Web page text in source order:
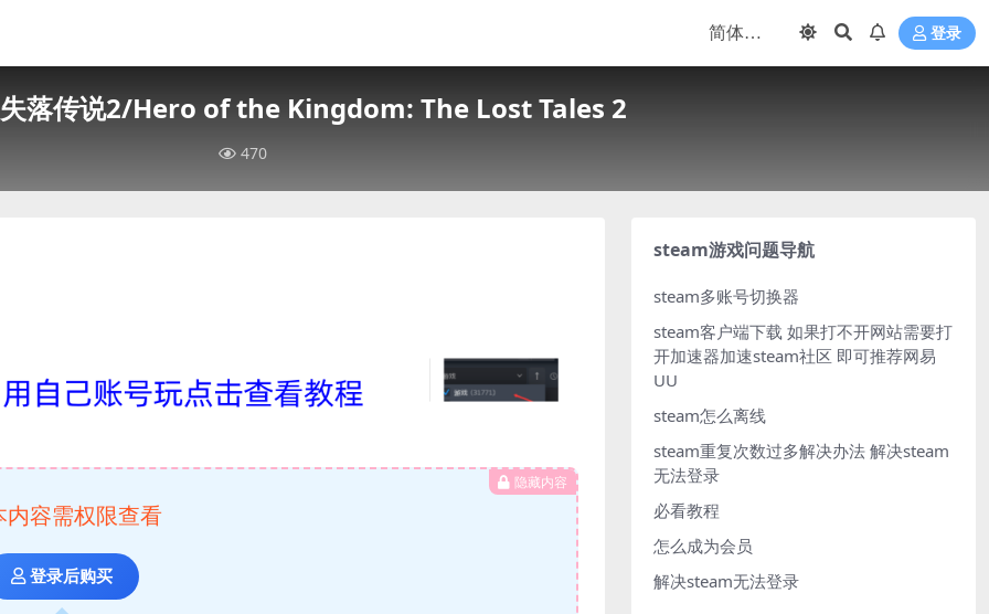
登录
落传说2/Hero of the Kingdom: The Lost Tales 2
470
隐藏内容
内容需权限查看
登录后购买
steam游戏问题导航
steam多账号切换器
steam客户端下载 如果打不开网站需要打
开加速器加速steam社区 即可推荐网易
UU
steam怎么离线
steam重复次数过多解决办法 解决steam
无法登录
必看教程
怎么成为会员
解决steam无法登录